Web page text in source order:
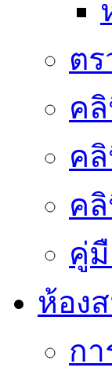
ต
ค
ค
ค
คู่
ห้อง
ก